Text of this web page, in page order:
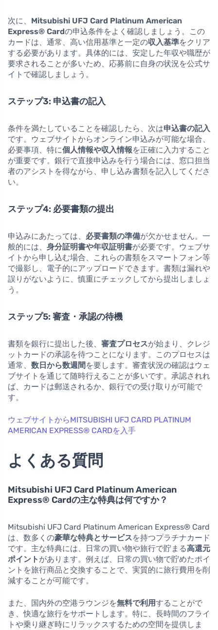
次に、 Mitsubishi UFJ Card Platinum American
Express® Cardの申込条件をよく確認しましょう。この
カードは、通常、高い信用基準と一定の収入基準をクリア
する必要があります。具体的には、安定した年収や職歴が
要求されることが多いため、応募前に自身の状況を公式サ
イトで確認しましょう。
ステップ3: 申込書の記入
条件を満たしていることを確認したら、次は申込書の記入
です。ウェブサイトからオンライン申込みが可能な場合、
必要事項、特に個人情報や収入情報を正確に入力すること
が重要です。銀行で直接申込みを行う場合には、窓口担当
者のアシストを得ながら、申し込み書類を記入してくださ
い。
ステップ4: 必要書類の提出
申込みにあたっては、 必要書類の準備が欠かせません。一
般的には、 身分証明書や年収証明書が必要です。ウェブサ
イトから申し込む場合、これらの書類をスマートフォン等
で撮影し、電子的にアップロードできます。書類は漏れや
誤りがないように、慎重にチェックしてから提出しましょ
う。
ステップ5: 審査・承認の待機
書類を銀行に提出した後、 審査プロセスが始まり、クレジ
ットカードの承認を待つことになります。このプロセスは
通常、 数日から数週間 を要します。審査状況の確認はウェ
ブサイトを通じて随時行えることが多いです。承認されれ
ば、カードは郵送されるか、銀行での受け取りが可能で
す。
ウェブサイトからMITSUBISHI UFJ CARD PLATINUM
AMERICAN EXPRESS® CARDを入手
よくある質問
Mitsubishi UFJ Card Platinum American
Express® Cardの主な特典は何ですか？
Mitsubishi UFJ Card Platinum American Express® Card
は、数多くの豪華な特典とサービスを持つプラチナカード
です。主な特典には、日常の買い物や旅行で貯まる高還元
ポイント があります。例えば、日常の買い物で貯めたポイ
ントを旅行商品と交換することで、実質的に旅行費用を削
減することが可能です。
また、国内外の空港ラウンジを無料で利用することがで
き、快適な旅行をサポートします。特に、長時間のフライ
トや乗り継ぎ時にリラックスするための空間を提供しま